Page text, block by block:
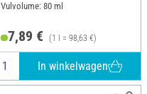
Vulvolume: 80 ml
7,89 € (1 l = 98,63 €)
In winkelwagen